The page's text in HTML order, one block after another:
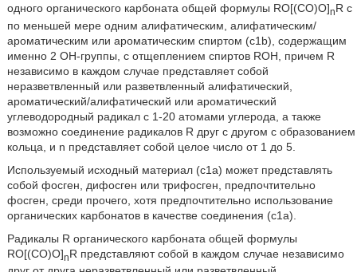
одного органического карбоната общей формулы RO[(CO)O]nR с
по меньшей мере одним алифатическим, алифатическим/
ароматическим или ароматическим спиртом (c1b), содержащим
именно 2 OH-группы, с отщеплением спиртов ROH, причем R
независимо в каждом случае представляет собой
неразветвленный или разветвленный алифатический,
ароматический/алифатический или ароматический
углеводородный радикал с 1-20 атомами углерода, а также
возможно соединение радикалов R друг с другом с образованием
кольца, и n представляет собой целое число от 1 до 5.
Используемый исходный материал (c1a) может представлять
собой фосген, дифосген или трифосген, предпочтительно
фосген, среди прочего, хотя предпочтительно использование
органических карбонатов в качестве соединения (c1a).
Радикалы R органического карбоната общей формулы
RO[(CO)O]nR представляют собой в каждом случае независимо